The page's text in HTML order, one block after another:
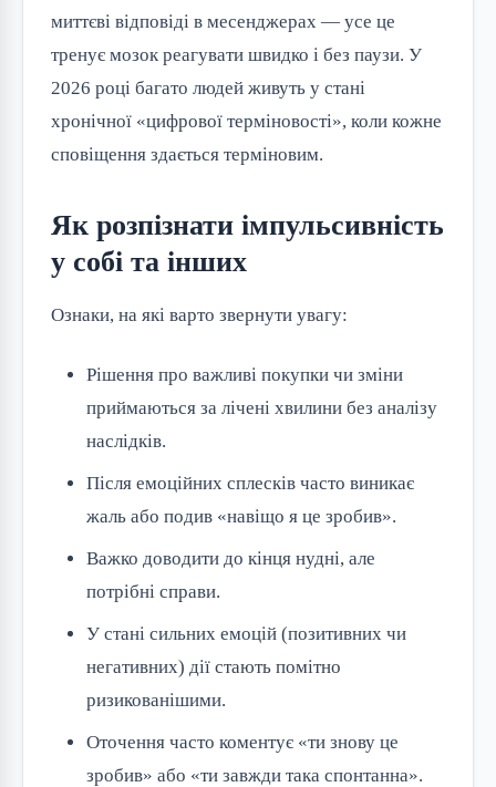
миттєві відповіді в месенджерах — усе це
тренує мозок реагувати швидко і без паузи. У
2026 році багато людей живуть у стані
хронічної «цифрової терміновості», коли кожне
сповіщення здається терміновим.
Як розпізнати імпульсивність
у собі та інших
Ознаки, на які варто звернути увагу:
Рішення про важливі покупки чи зміни
приймаються за лічені хвилини без аналізу
наслідків.
Після емоційних сплесків часто виникає
жаль або подив «навіщо я це зробив».
Важко доводити до кінця нудні, але
потрібні справи.
У стані сильних емоцій (позитивних чи
негативних) дії стають помітно
ризикованішими.
Оточення часто коментує «ти знову це
зробив» або «ти завжди така спонтанна».